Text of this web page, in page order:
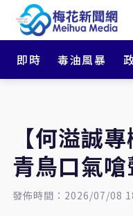
即時 毒油風暴
【何溢誠
青鳥口氣嗆
發佈時間：2026/07/08